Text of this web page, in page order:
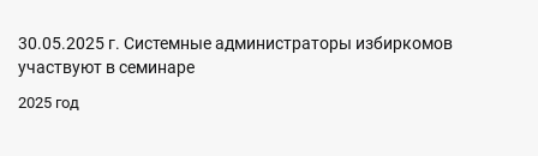
30.05.2025 г. Системные администраторы избиркомов
участвуют в семинаре
2025 год